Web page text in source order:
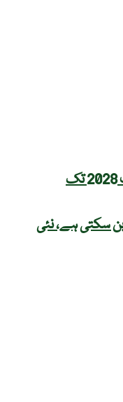
مصنوعی ذہانت کی تیز رفتار پیش رفت 2028 تک
سکتی ہے، نئی